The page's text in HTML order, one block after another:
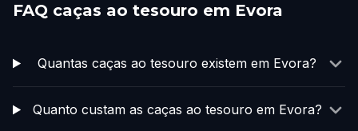
FAQ caças ao tesouro em Evora
Quantas caças ao tesouro existem em Evora?
Quanto custam as caças ao tesouro em Evora?